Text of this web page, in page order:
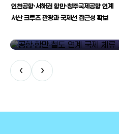
인천공항·서해권 항만·청주국제공항 연계
서산 크루즈 관광과 국제선 접근성 확보
‹ ›